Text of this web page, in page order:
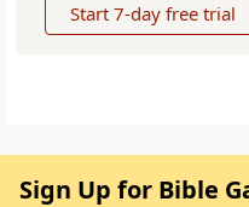
Start 7-day free trial
Sign Up for Bible